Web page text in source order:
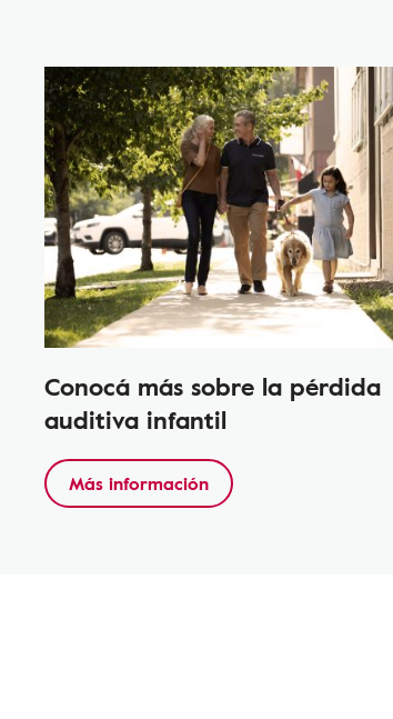
Conocá más sobre la pérdida
auditiva infantil
Más información